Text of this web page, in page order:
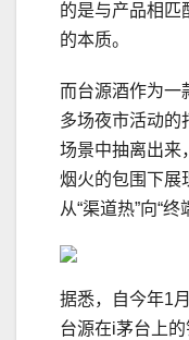
的是与产品相匹
的本质。
而台源酒作为一
多场夜市活动的
场景中抽离出来
烟火的包围下展
从“渠道热”向“终
据悉，自今年1
台源在i茅台上